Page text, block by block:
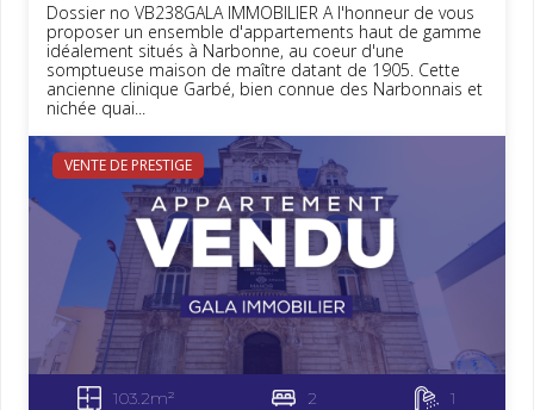
Dossier no VB238GALA IMMOBILIER A l'honneur de vous
proposer un ensemble d'appartements haut de gamme
idéalement situés à Narbonne, au coeur d'une
somptueuse maison de maître datant de 1905. Cette
ancienne clinique Garbé, bien connue des Narbonnais et
nichée quai...
VENTE DE PRESTIGE
103.2m² 2 1